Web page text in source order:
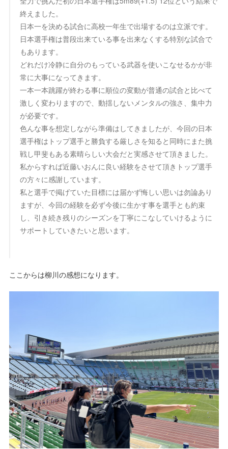
終えました。
日本一を決める試合に高校一年生で出場するのは立派です。
日本選手権は普段出来ている事を出来なくする特別な試合で
もあります。
どれだけ冷静に自分のもっている武器を使いこなせるかが非
常に大事になってきます。
一本一本跳躍が終わる事に順位の変動が普通の試合と比べて
激しく変わりますので、動揺しないメンタルの強さ、集中力
が必要です。
色んな事を想定しながら準備はしてきましたが、今回の日本
選手権はトップ選手と勝負する厳しさを知ると同時にまた挑
戦し甲斐もある素晴らしい大会だと実感させて頂きました。
私からすれば近藤いおんに良い経験をさせて頂きトップ選手
の方々に感謝しています。
私と選手で掲げていた目標には届かず悔しい思いは勿論あり
ますが、今回の経験を必ず今後に生かす事を選手とも約束
し、引き続き残りのシーズンを丁寧にこなしていけるように
サポートしていきたいと思います。
ここからは柳川の感想になります。